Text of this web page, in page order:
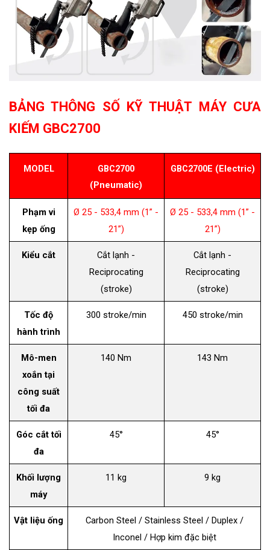
BẢNG THÔNG SỐ KỸ THUẬT MÁY CƯA
KIẾM GBC2700
MODEL
GBC2700
(Pneumatic)
GBC2700E (Electric)
Phạm vi
kẹp ống
Ø 25 - 533,4 mm (1” -
21”)
Ø 25 - 533,4 mm (1” -
21”)
Kiểu cắt
Cắt lạnh -
Reciprocating
(stroke)
Cắt lạnh -
Reciprocating
(stroke)
Tốc độ
hành trình
300 stroke/min 450 stroke/min
Mô-men
xoắn tại
công suất
tối đa
140 Nm 143 Nm
Góc cắt tối
đa
45° 45°
Khối lượng
máy
11 kg 9 kg
Vật liệu ống
Carbon Steel / Stainless Steel / Duplex /
Inconel / Hợp kim đặc biệt